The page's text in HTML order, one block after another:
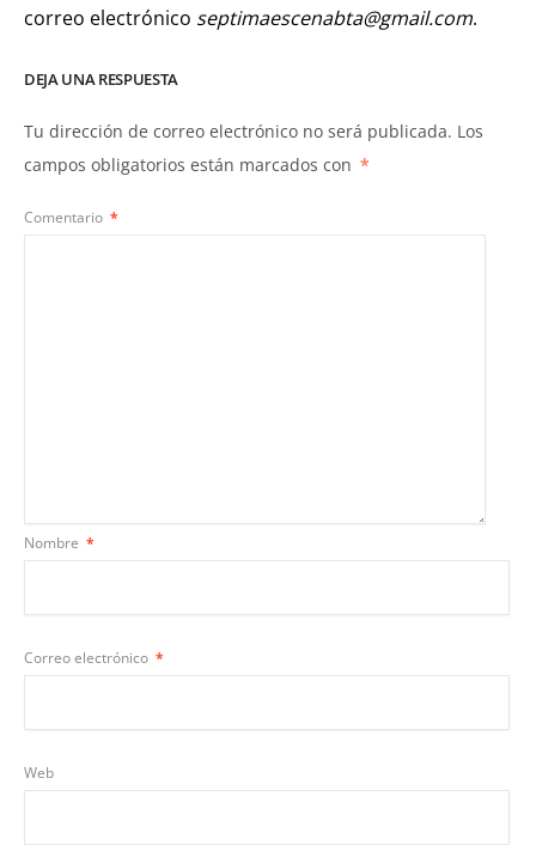
correo electrónico septimaescenabta@gmail.com.
DEJA UNA RESPUESTA
Tu dirección de correo electrónico no será publicada. Los
campos obligatorios están marcados con *
Comentario *
Nombre *
Correo electrónico *
Web